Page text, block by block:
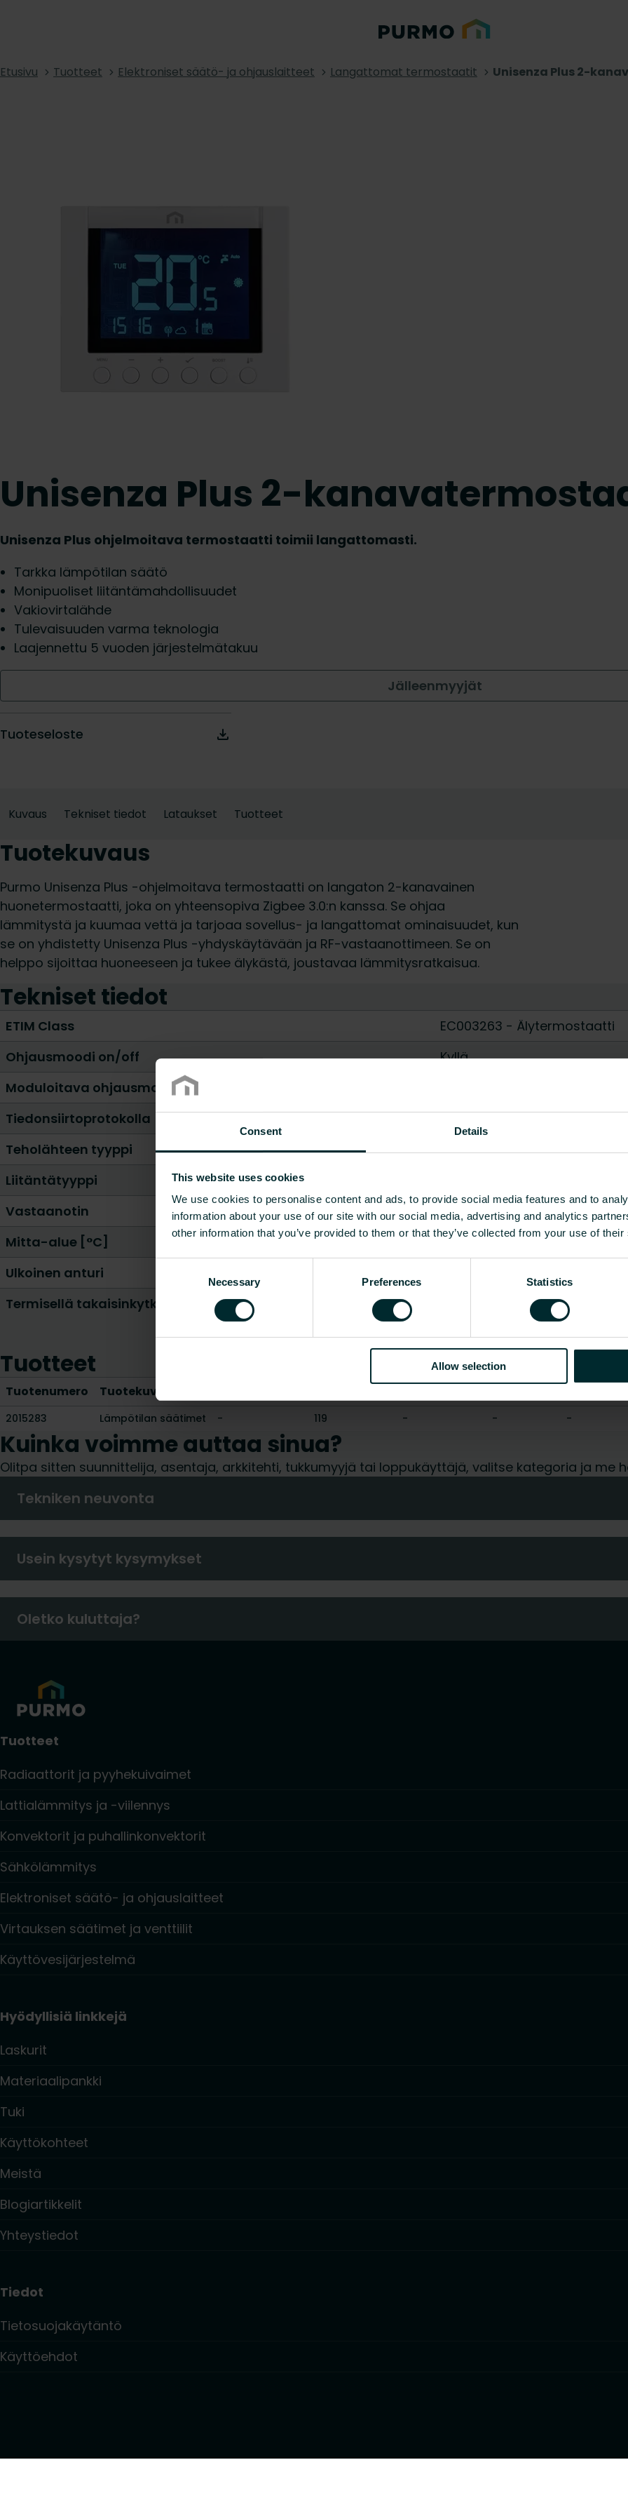
Consent Details
This website uses cookies
We use cookies to personalise content and ads, to provide social media features and to
information about your use of our site with our social media, advertising and analytics
other information that you’ve provided to them or that they’ve collected from your use of
Necessary Preferences Statistics
Allow selection
Etusivu Tuotteet Elektroniset säätö- ja ohjauslaitteet Langattomat termostaatit Unisenza Plus 2-
Unisenza Plus 2-
Unisenza Plus ohjelmoitava termostaatti toimii langattomasti.
Tarkka lämpötilan säätö
Monipuoliset liitäntämahdollisuudet
Vakiovirtalähde
Tulevaisuuden varma teknologia
Laajennettu 5 vuoden järjestelmätakuu
Jälleenmyyjät
Tuoteseloste
Kuvaus Tekniset tiedot Lataukset Tuotteet
Tuotekuvaus
Purmo Unisenza Plus -ohjelmoitava termostaatti on langaton 2-kanavainen
huonetermostaatti, joka on yhteensopiva Zigbee 3.0:n kanssa. Se ohjaa
lämmitystä ja kuumaa vettä ja tarjoaa sovellus- ja langattomat ominaisuudet, kun
se on yhdistetty Unisenza Plus -yhdyskäytävään ja RF-vastaanottimeen. Se on
helppo sijoittaa huoneeseen ja tukee älykästä, joustavaa lämmitysratkaisua.
Tekniset tiedot
ETIM Class
EC003263 - Älytermostaatti
Ohjausmoodi on/off
Kyllä
Moduloitava ohjausmoodi
Tiedonsiirtoprotokolla
OpenTherm
Teholähteen tyyppi
paristo
Liitäntätyyppi
Vastaanotin
Ei
Mitta-alue [°C]
5 - 30
Ulkoinen anturi
Termisellä takaisinkytkennällä
Näytä kaikki
Tuotteet
Tuotenumero Tuotekuvaus
2015283 Lämpötilan säätimet - 119 - - -
Kuinka voimme auttaa sinua?
Olitpa sitten suunnittelija, asentaja, arkkitehti, tukkumyyjä tai loppukäyttäjä, valitse kategoria ja me
Tekniken neuvonta
Usein kysytyt kysymykset
Oletko kuluttaja?
Tuotteet
Radiaattorit ja pyyhekuivaimet
Lattialämmitys ja -viilennys
Konvektorit ja puhallinkonvektorit
Sähkölämmitys
Elektroniset säätö- ja ohjauslaitteet
Virtauksen säätimet ja venttiilit
Käyttövesijärjestelmä
Hyödyllisiä linkkejä
Laskurit
Materiaalipankki
Tuki
Käyttökohteet
Meistä
Blogiartikkelit
Yhteystiedot
Tiedot
Tietosuojakäytäntö
Käyttöehdot